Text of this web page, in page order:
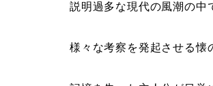
説明過多な現代の風潮の中
様々な考察を発起させる懐